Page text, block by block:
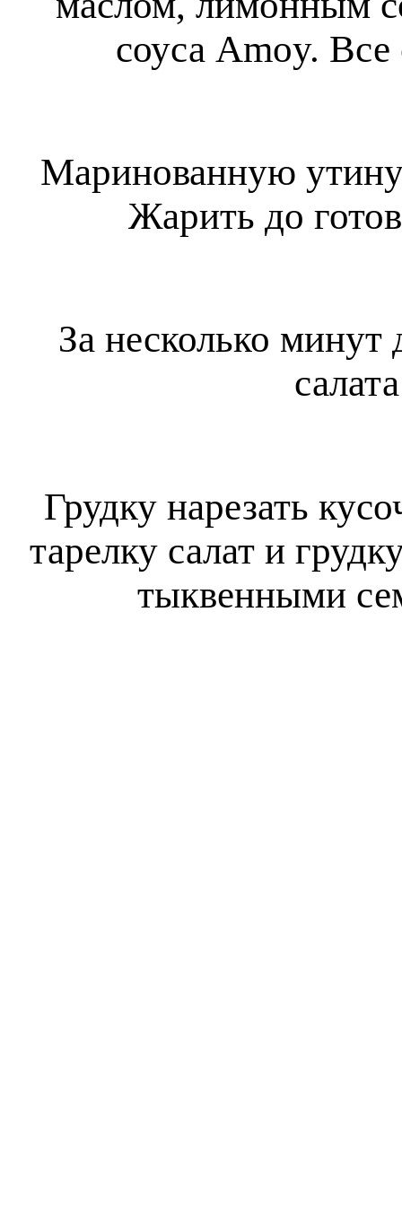
соуса Amoy. Все
Маринованную
Жарить до
За несколько минут
Грудку нарезать
тарелку салат и
тыквенными